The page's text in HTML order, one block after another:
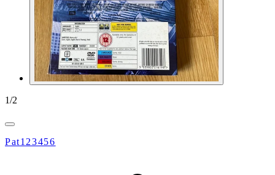
1/2
Pat123456